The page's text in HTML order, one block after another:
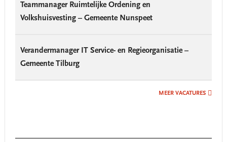
Teammanager Ruimtelijke Ordening en
Volkshuisvesting – Gemeente Nunspeet
Verandermanager IT Service- en Regieorganisatie –
Gemeente Tilburg
MEER VACATURES